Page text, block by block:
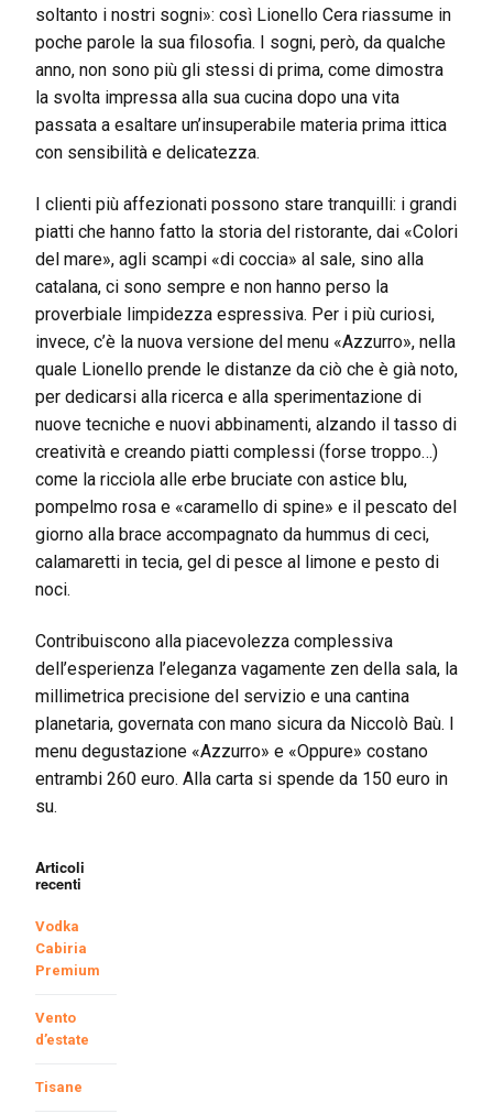
soltanto i nostri sogni»: così Lionello Cera riassume in
poche parole la sua filosofia. I sogni, però, da qualche
anno, non sono più gli stessi di prima, come dimostra
la svolta impressa alla sua cucina dopo una vita
passata a esaltare un’insuperabile materia prima ittica
con sensibilità e delicatezza.
I clienti più affezionati possono stare tranquilli: i grandi
piatti che hanno fatto la storia del ristorante, dai «Colori
del mare», agli scampi «di coccia» al sale, sino alla
catalana, ci sono sempre e non hanno perso la
proverbiale limpidezza espressiva. Per i più curiosi,
invece, c’è la nuova versione del menu «Azzurro», nella
quale Lionello prende le distanze da ciò che è già noto,
per dedicarsi alla ricerca e alla sperimentazione di
nuove tecniche e nuovi abbinamenti, alzando il tasso di
creatività e creando piatti complessi (forse troppo…)
come la ricciola alle erbe bruciate con astice blu,
pompelmo rosa e «caramello di spine» e il pescato del
giorno alla brace accompagnato da hummus di ceci,
calamaretti in tecia, gel di pesce al limone e pesto di
noci.
Contribuiscono alla piacevolezza complessiva
dell’esperienza l’eleganza vagamente zen della sala, la
millimetrica precisione del servizio e una cantina
planetaria, governata con mano sicura da Niccolò Baù. I
menu degustazione «Azzurro» e «Oppure» costano
entrambi 260 euro. Alla carta si spende da 150 euro in
su.
Articoli
recenti
Vodka
Cabiria
Premium
Vento
d’estate
Tisane